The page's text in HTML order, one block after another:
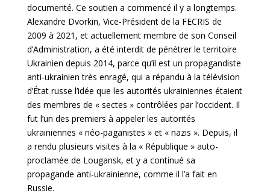
documenté. Ce soutien a commencé il y a longtemps.
Alexandre Dvorkin, Vice-Président de la FECRIS de
2009 à 2021, et actuellement membre de son Conseil
d’Administration, a été interdit de pénétrer le territoire
Ukrainien depuis 2014, parce qu’il est un propagandiste
anti-ukrainien très enragé, qui a répandu à la télévision
d’État russe l’idée que les autorités ukrainiennes étaient
des membres de « sectes » contrôlées par l’occident. Il
fut l’un des premiers à appeler les autorités
ukrainiennes « néo-paganistes » et « nazis ». Depuis, il
a rendu plusieurs visites à la « République » auto-
proclamée de Lougansk, et y a continué sa
propagande anti-ukrainienne, comme il l’a fait en
Russie.